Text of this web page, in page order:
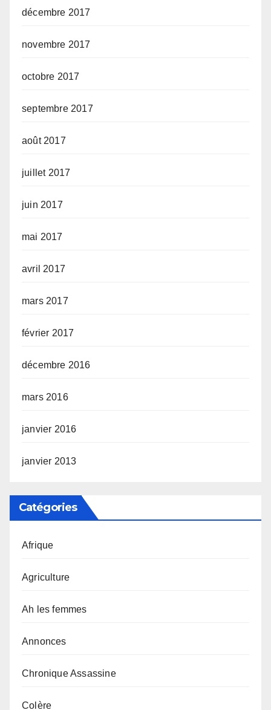
décembre 2017
novembre 2017
octobre 2017
septembre 2017
août 2017
juillet 2017
juin 2017
mai 2017
avril 2017
mars 2017
février 2017
décembre 2016
mars 2016
janvier 2016
janvier 2013
Catégories
Afrique
Agriculture
Ah les femmes
Annonces
Chronique Assassine
Colère